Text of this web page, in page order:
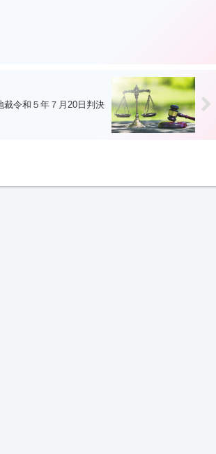
裁令和５年７月20日判決